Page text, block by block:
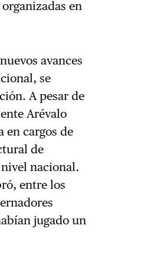
en
avances
se
A pesar de
Arévalo
en cargos de
de
nacional.
entre los
jugado un